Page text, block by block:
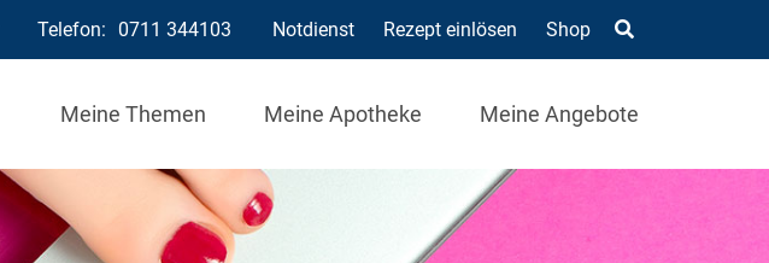
Telefon: 0711 344103 Notdienst Rezept einlösen Shop
Meine Themen Meine Apotheke Meine Angebote